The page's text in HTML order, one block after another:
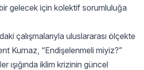
gelecek için kolektif sorumluluğa
çalışmalarıyla uluslararası ölçekte
Kurnaz, “Endişelenmeli miyiz?”
ışığında iklim krizinin güncel